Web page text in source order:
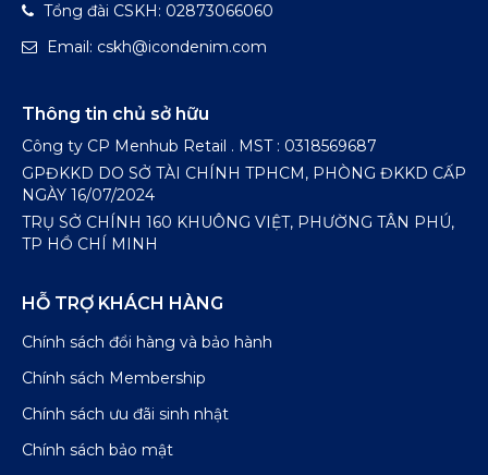
Tổng đài CSKH: 02873066060
Email: cskh@icondenim.com
Thông tin chủ sở hữu
Công ty CP Menhub Retail . MST : 0318569687
GPĐKKD DO SỞ TÀI CHÍNH TPHCM, PHÒNG ĐKKD CẤP
NGÀY 16/07/2024
TRỤ SỞ CHÍNH 160 KHUÔNG VIỆT, PHƯỜNG TÂN PHÚ,
TP HỒ CHÍ MINH
HỖ TRỢ KHÁCH HÀNG
Chính sách đổi hàng và bảo hành
Chính sách Membership
Chính sách ưu đãi sinh nhật
Chính sách bảo mật